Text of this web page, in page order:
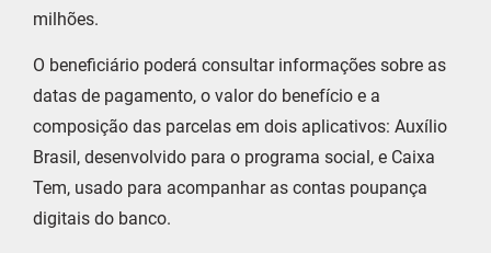
milhões.
O beneficiário poderá consultar informações sobre as
datas de pagamento, o valor do benefício e a
composição das parcelas em dois aplicativos: Auxílio
Brasil, desenvolvido para o programa social, e Caixa
Tem, usado para acompanhar as contas poupança
digitais do banco.